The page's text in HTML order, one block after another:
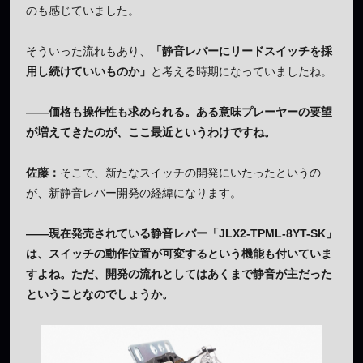
のも感じていました。
そういった流れもあり、
「静音レバーにリードスイッチを採
用し続けていいものか」 と考える時期になっていましたね。
——価格も操作性も求められる。ある意味プレーヤーの要望
が増えてきたのが、ここ最近というわけですね。
佐藤： そこで、新たなスイッチの開発にいたったというの
が、新静音レバー開発の経緯になります。
——現在発売されている静音レバー「JLX2-TPML-8YT-SK」
は、スイッチの動作位置が可変するという機能も付いていま
すよね。ただ、開発の流れとしてはあくまで静音が主だった
ということなのでしょうか。